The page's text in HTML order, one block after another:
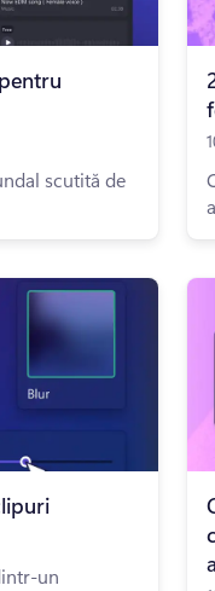
scutită de
un